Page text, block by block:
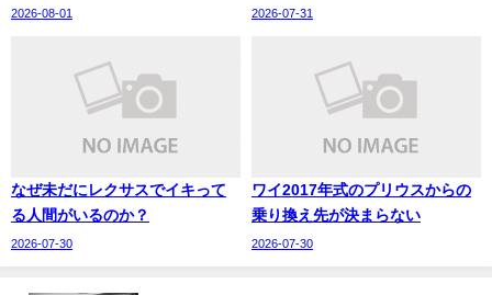
2026-08-01 2026-07-31
なぜ未だにレクサスでイキって
る人間がいるのか？
2026-07-30
ワイ2017年式のプリウスからの
乗り換え先が決まらない
2026-07-30